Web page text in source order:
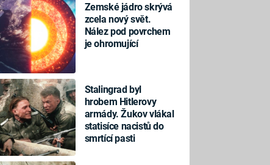
Zemské jádro skrývá
zcela nový svět.
Nález pod povrchem
je ohromující
Stalingrad byl
hrobem Hitlerovy
armády. Žukov vlákal
statisíce nacistů do
smrtící pasti